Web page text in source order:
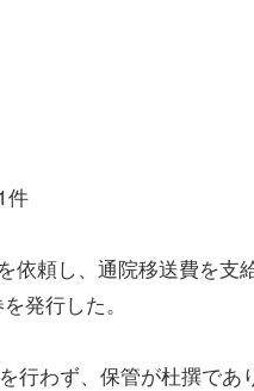
件
頼し、通院移送費を支給
発行した。
行わず、保管が杜撰であ